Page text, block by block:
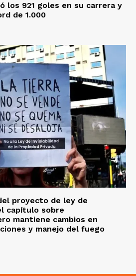
los 921 goles en su carrera y
de 1.000
proyecto de ley de
capítulo sobre
mantiene cambios en
y manejo del fuego